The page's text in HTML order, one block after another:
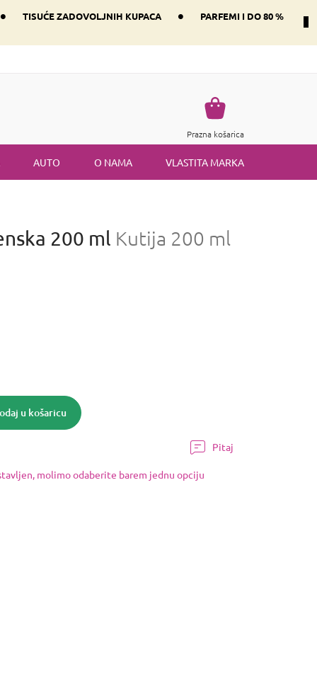
• TISUĆE ZADOVOLJNIH KUPACA •
PARFEMI I DO 80 %
Košarica
Prazna košarica
AUTO O NAMA VLASTITA MARKA
200 ml Kutija 200 ml
u košaricu
Pitaj
molimo odaberite barem jednu opciju